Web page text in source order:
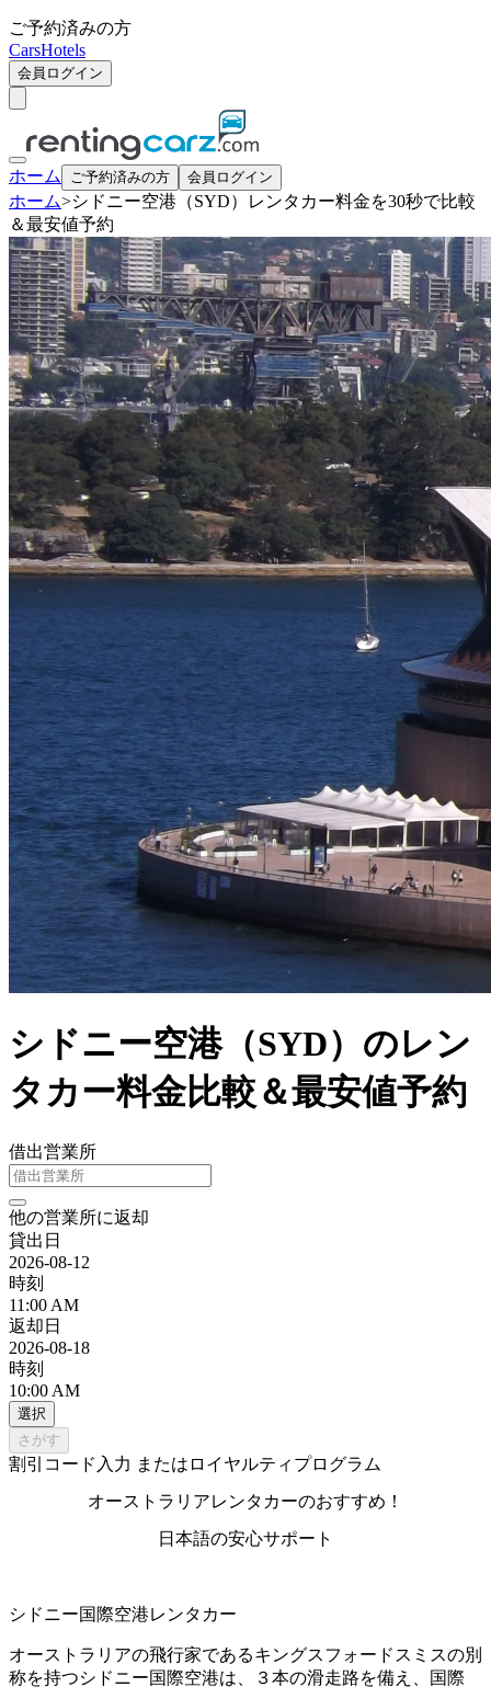
ご予約済みの方
CarsHotels
会員ログイン
ホーム ご予約済みの方 会員ログイン
ホーム>シドニー空港（SYD）レンタカー料金を30秒で比較
＆最安値予約
シドニー空港（SYD）のレン
タカー料金比較＆最安値予約
借出営業所
他の営業所に返却
貸出日
2026-08-12
時刻
11:00 AM
返却日
2026-08-18
時刻
10:00 AM
選択
さがす
割引コード入力 またはロイヤルティプログラム
オーストラリアレンタカーのおすすめ！
日本語の安心サポート
シドニー国際空港レンタカー
オーストラリアの飛行家であるキングスフォードスミスの別
称を持つシドニー国際空港は、３本の滑走路を備え、国際